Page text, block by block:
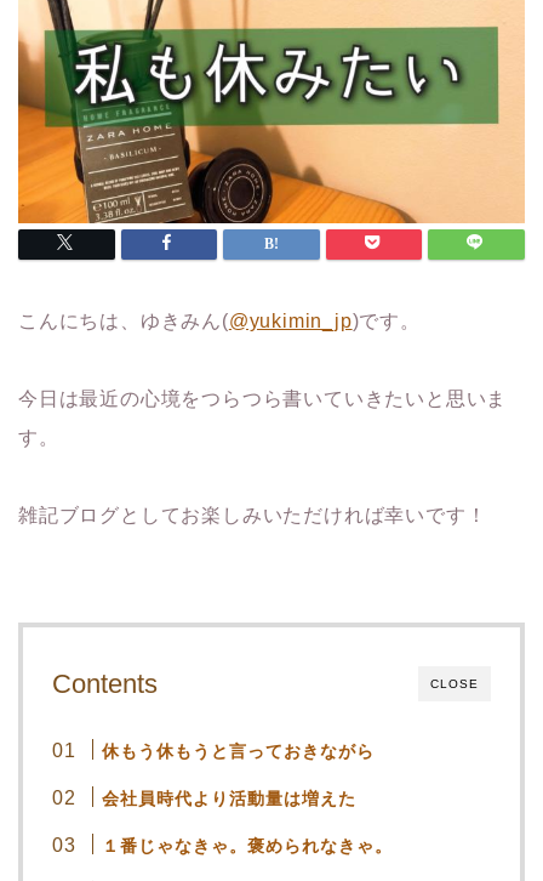
こんにちは、ゆきみん(@yukimin_jp)です。
今日は最近の心境をつらつら書いていきたいと思いま
す。
雑記ブログとしてお楽しみいただければ幸いです！
CLOSE
Contents
休もう休もうと言っておきながら
会社員時代より活動量は増えた
１番じゃなきゃ。褒められなきゃ。